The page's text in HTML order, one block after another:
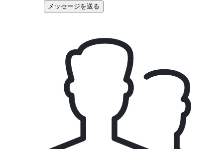
メッセージを送る